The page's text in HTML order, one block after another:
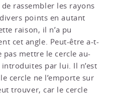
rassembler les rayons
points en autant
raison, il n’a pu
cet angle. Peut-être a-t-
mettre le cercle au-
par lui. Il n’est
cercle ne l’emporte sur
trouver, car le cercle